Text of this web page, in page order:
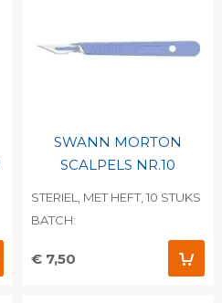
SWANN MORTON
SCALPELS NR.10
STERIEL, MET HEFT, 10 STUKS
BATCH:
€ 7,50